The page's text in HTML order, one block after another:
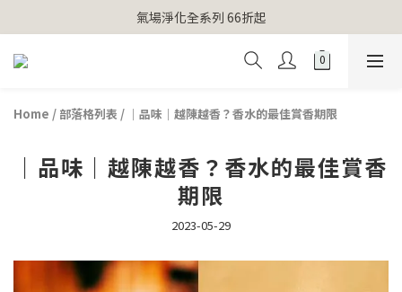
【官網獨家】首次消費 不限金額 即送 香遇熊超人行李吊牌
氣場淨化全系列 66折起
【官網獨家】首次消費 不限金額 即送 香遇熊超人行李吊牌
Home / 部落格列表 / ｜品味｜越陳越香？香水的最佳賞香期限
｜品味｜越陳越香？香水的最佳賞香
期限
2023-05-29